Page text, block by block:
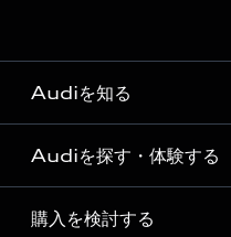
Audiを知る
Audi ブランド
Story of Progress
Audiを探す・体験する
ディーラー検索
購入を検討する